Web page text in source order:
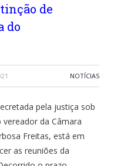
de
do
NOTÍCIAS
pela justiça sob
da Câmara
Freitas, está em
as reuniões da